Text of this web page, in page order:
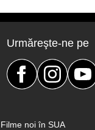
Urmăreşte-ne pe
Filme noi în SUA